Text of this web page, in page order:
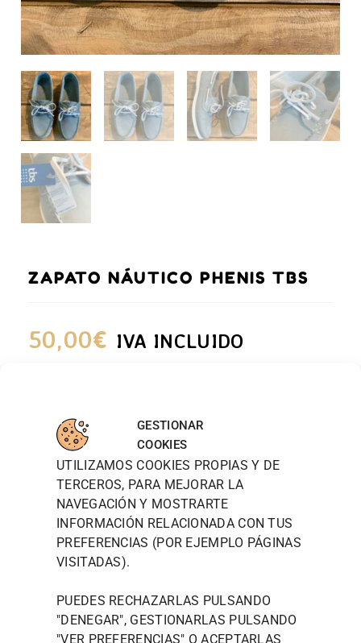
GESTIONAR
COOKIES
UTILIZAMOS COOKIES PROPIAS Y DE
TERCEROS, PARA MEJORAR LA
NAVEGACIÓN Y MOSTRARTE
INFORMACIÓN RELACIONADA CON TUS
PREFERENCIAS (POR EJEMPLO PÁGINAS
VISITADAS).
PUEDES RECHAZARLAS PULSANDO
"DENEGAR", GESTIONARLAS PULSANDO
"VER PREFERENCIAS" O ACEPTARLAS
ZAPATO NÁUTICO PHENIS TBS
50,00€ IVA INCLUIDO
+ AÑADIR AL CARRITO
Zapato náutico phenis de TBS, hecho con piel de
modelo de zapato consta de cierre con cordones y
tacón plano.
– AGOTADO –